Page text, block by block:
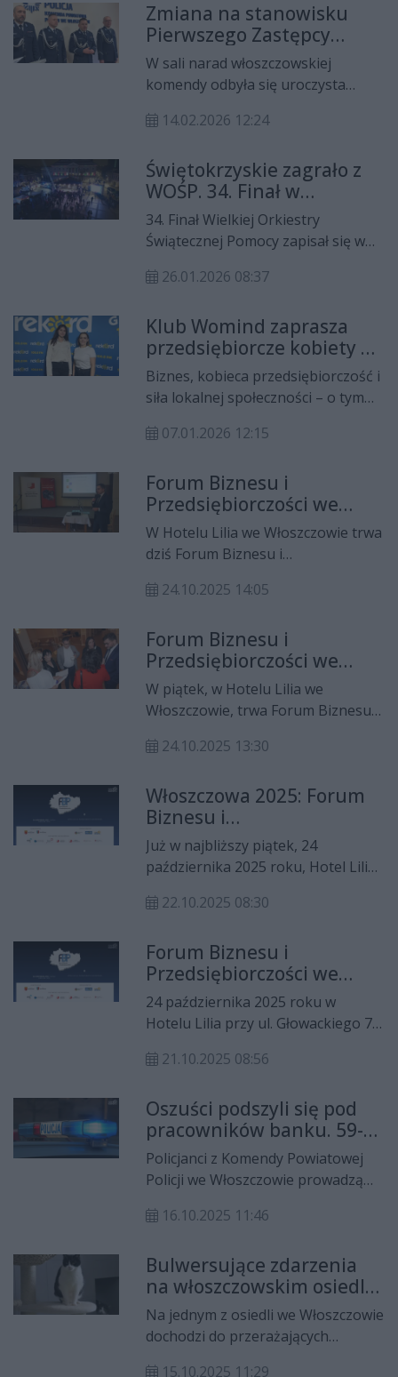
zorganizowało Radio Rekord
Świętokrzyskie, a
współorganizatorem była
Politechnika Świętokrzyska.
Zmiana na stanowisku
Pierwszego Zastępcy
Komendanta
Powiatowego Policji we
Włoszczowie
W sali narad włoszczowskiej
komendy odbyła się uroczysta
stanowisku Pierwszego Zastępcy
we Włoszczowie. W wydarzeniu
uczestniczył Zastępca Komendanta
Wojewódzkiego Policji w Kielcach,
insp. Jacek Cholewa,
przedstawiciele samorządu,
policjanci oraz pracownicy cywilni
14.02.2026 12:24
Świętokrzyskie zagrało z
WOŚP. 34. Finał w
rekordowym tempie i z
ogromnym
zaangażowaniem
mieszkańców
34. Finał Wielkiej Orkiestry
Świątecznej Pomocy zapisał się w
dzień pełen solidarności, otwartych
najmłodszych pacjentów. Od
wczesnych godzin porannych ulice
miast i miasteczek regionu
wypełniły się wolontariuszami z
charakterystycznymi czerwonymi
serduszkami WOŚP.
26.01.2026 08:37
Klub Womind zaprasza
przedsiębiorcze kobiety na
wydarzenie "Biznesowa
Włoszczowa" z udziałem
Jacka Walkiewicza (12.01)
Biznes, kobieca przedsiębiorczość i
siła lokalnej społeczności – o tym
Gośćmi w naszym studiu byli:
Suliga Sikora z klubu Womind,
organizatorki wydarzenia
Biznesowa Włoszczowa, które od 3
lat inspirują, łączą i wspiera kobiety
W rozmowie opowiedzą o idei
biznesu oraz o tym, dlaczego
autentyczne relacje i wspólne
wartości są dziś kluczem do
rozwoju. Gościem specjalnym
eventu będzie Jacek Walkiewicz.
07.01.2026 12:15
Forum Biznesu i
Przedsiębiorczości we
Włoszczowie (Zdjęcia)
W Hotelu Lilia we Włoszczowie trwa
dziś Forum Biznesu i
liderów lokalnego i regionalnego
Wydarzenie organizują
Świętokrzyska Grupa Mediowa
oraz Radio Rekord Świętokrzyskie,
przy wsparciu samorządów i
24.10.2025 14:05
Forum Biznesu i
Przedsiębiorczości we
Włoszczowie
W piątek, w Hotelu Lilia we
Włoszczowie, trwa Forum Biznesu i
przez Świętokrzyską Grupę
Świętokrzyskie. Wydarzenie
zgromadziło przedsiębiorców,
samorządowców oraz
przedstawicieli instytucji
wspierających rozwój gospodarczy
regionu.
24.10.2025 13:30
Włoszczowa 2025: Forum
Biznesu i
Przedsiębiorczości już 24
października
Już w najbliższy piątek, 24
października 2025 roku, Hotel Lilia
spotkania liderów lokalnego i
gospodarczego. Wszystko za
sprawą Forum Biznesu i
Przedsiębiorczości, które
organizują Świętokrzyska Grupa
Mediowa oraz Radio Rekord
Świętokrzyskie, przy wsparciu
finansowych.
22.10.2025 08:30
Forum Biznesu i
Przedsiębiorczości we
Włoszczowie już 24
października
24 października 2025 roku w
Hotelu Lilia przy ul. Głowackiego 7A
kolejne Forum Biznesu i
przez Radio Rekord - Świętokrzyską
Grupę Medialną we współpracy z
Gminą Włoszczowa i Powiatem
Włoszczowskim.
21.10.2025 08:56
Oszuści podszyli się pod
pracowników banku. 59-
latka z powiatu
włoszczowskiego straciła
350 tysięcy złotych
Policjanci z Komendy Powiatowej
Policji we Włoszczowie prowadzą
którego ofiarą padła 59-letnia
manipulowana przez osoby
podszywające się pod pracowników
banku i funkcjonariuszy policji,
straciła ponad 350 tysięcy złotych.
16.10.2025 11:46
Bulwersujące zdarzenia
na włoszczowskim osiedlu
– ktoś strzela do zwierząt z
wiatrówki?
Na jednym z osiedli we Włoszczowie
dochodzi do przerażających
15.10.2025 11:29